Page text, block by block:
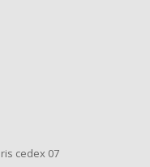
cedex 07